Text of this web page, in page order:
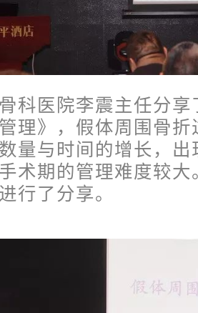
科医院李震主任分
理》，假体周围骨
量与时间的增长，
术期的管理难度较
行了分享。